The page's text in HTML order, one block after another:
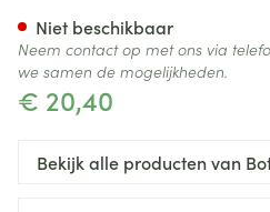
€ 20,40
Niet beschikbaar
Neem contact op met ons via
we samen de mogelijkheden.
Bekijk alle producten van